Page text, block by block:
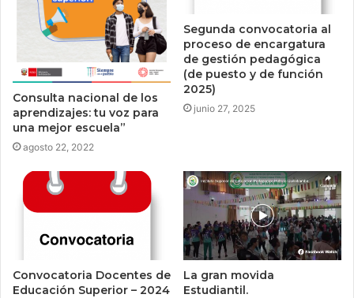
Consulta nacional de los
aprendizajes: tu voz para
una mejor escuela”
agosto 22, 2022
Segunda convocatoria al
proceso de encargatura
de gestión pedagógica
(de puesto y de función
2025)
junio 27, 2025
Convocatoria Docentes de
Educación Superior – 2024
La gran movida
Estudiantil.